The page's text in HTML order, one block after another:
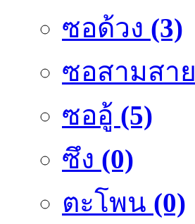
ซอด้วง (3)
ซอสามสาย
ซออู้ (5)
ซึง (0)
ตะโพน (0)